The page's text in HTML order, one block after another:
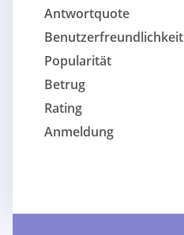
Antwortquote
Benutzerfreundlichkeit
Popularität
Betrug
Rating
Anmeldung